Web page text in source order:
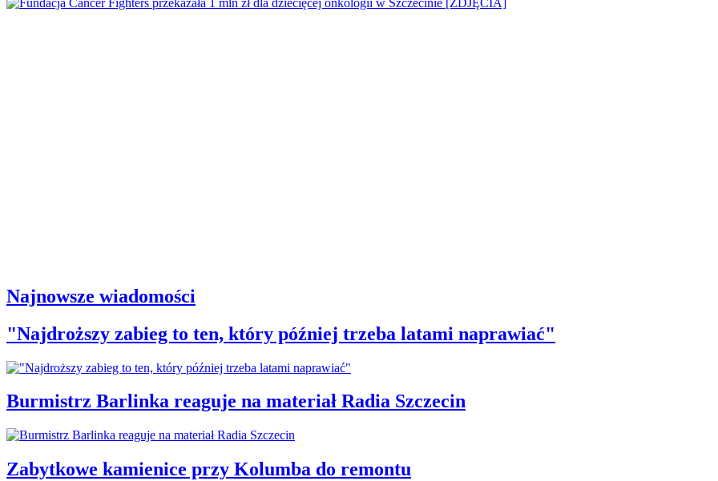
Najnowsze wiadomości
"Najdroższy zabieg to ten, który później trzeba latami naprawiać"
Burmistrz Barlinka reaguje na materiał Radia Szczecin
Zabytkowe kamienice przy Kolumba do remontu